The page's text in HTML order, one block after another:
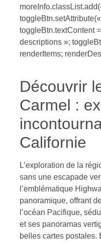
toggleBtn.textContent
descriptions »;
renderItems;
Découvrir
Carmel :
Californie
L’exploration de la
sans une escapade
l’emblématique
panoramique, offrant
l’océan Pacifique,
et ses panoramas
belles cartes postales.